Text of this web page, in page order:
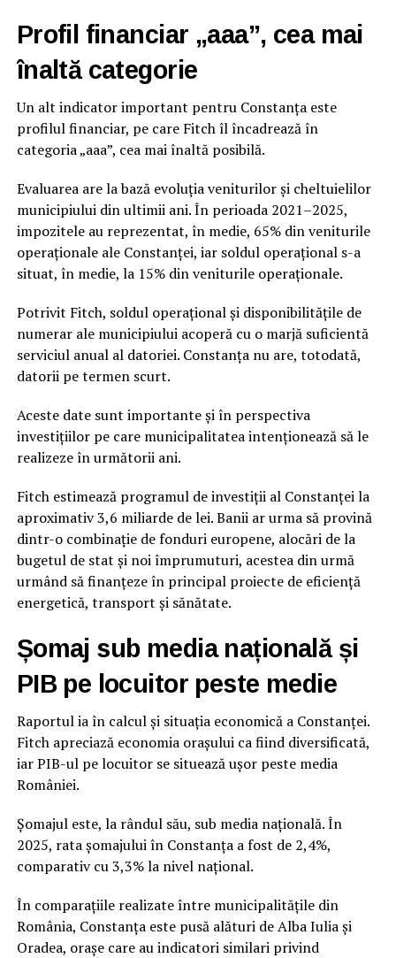
Profil financiar „aaa”, cea mai
înaltă categorie
Un alt indicator important pentru Constanța este
profilul financiar, pe care Fitch îl încadrează în
categoria „aaa”, cea mai înaltă posibilă.
Evaluarea are la bază evoluția veniturilor și cheltuielilor
municipiului din ultimii ani. În perioada 2021–2025,
impozitele au reprezentat, în medie, 65% din veniturile
operaționale ale Constanței, iar soldul operațional s-a
situat, în medie, la 15% din veniturile operaționale.
Potrivit Fitch, soldul operațional și disponibilitățile de
numerar ale municipiului acoperă cu o marjă suficientă
serviciul anual al datoriei. Constanța nu are, totodată,
datorii pe termen scurt.
Aceste date sunt importante și în perspectiva
investițiilor pe care municipalitatea intenționează să le
realizeze în următorii ani.
Fitch estimează programul de investiții al Constanței la
aproximativ 3,6 miliarde de lei. Banii ar urma să provină
dintr-o combinație de fonduri europene, alocări de la
bugetul de stat și noi împrumuturi, acestea din urmă
urmând să finanțeze în principal proiecte de eficiență
energetică, transport și sănătate.
Șomaj sub media națională și
PIB pe locuitor peste medie
Raportul ia în calcul și situația economică a Constanței.
Fitch apreciază economia orașului ca fiind diversificată,
iar PIB-ul pe locuitor se situează ușor peste media
României.
Șomajul este, la rândul său, sub media națională. În
2025, rata șomajului în Constanța a fost de 2,4%,
comparativ cu 3,3% la nivel național.
În comparațiile realizate între municipalitățile din
România, Constanța este pusă alături de Alba Iulia și
Oradea, orașe care au indicatori similari privind